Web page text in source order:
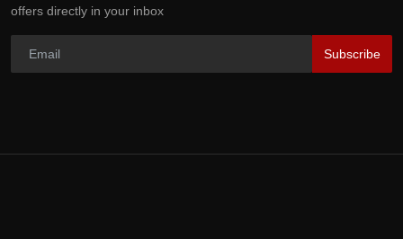
offers directly in your inbox
Subscribe